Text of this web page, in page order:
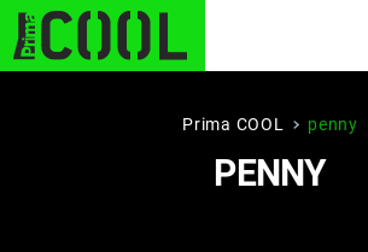
STARHOUSE BUFFY,
AVENGERS 5
Prima COOL penny
PENNY